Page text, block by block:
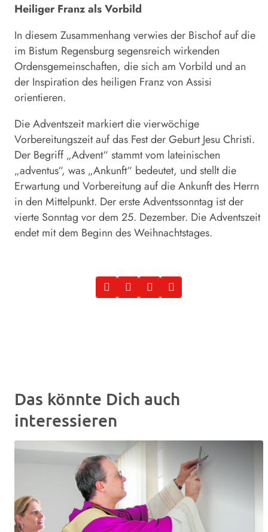
Heiliger Franz als Vorbild
In diesem Zusammenhang verwies der Bischof auf die
im Bistum Regensburg segensreich wirkenden
Ordensgemeinschaften, die sich am Vorbild und an
der Inspiration des heiligen Franz von Assisi
orientieren.
Die Adventszeit markiert die vierwöchige
Vorbereitungszeit auf das Fest der Geburt Jesu Christi.
Der Begriff „Advent“ stammt vom lateinischen
„adventus“, was „Ankunft“ bedeutet, und stellt die
Erwartung und Vorbereitung auf die Ankunft des Herrn
in den Mittelpunkt. Der erste Adventssonntag ist der
vierte Sonntag vor dem 25. Dezember. Die Adventszeit
endet mit dem Beginn des Weihnachtstages.
Das könnte Dich auch
interessieren